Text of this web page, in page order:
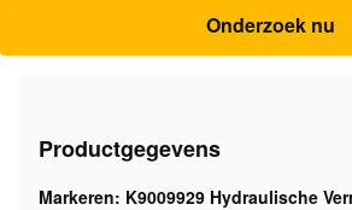
Onderzoek nu
Productgegevens
Markeren: K9009929 Hydraulische